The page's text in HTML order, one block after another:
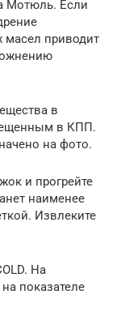
Мотюль. Если
масел приводит
в
в КПП.
на фото.
и прогрейте
наименее
Извлеките
На
показателе